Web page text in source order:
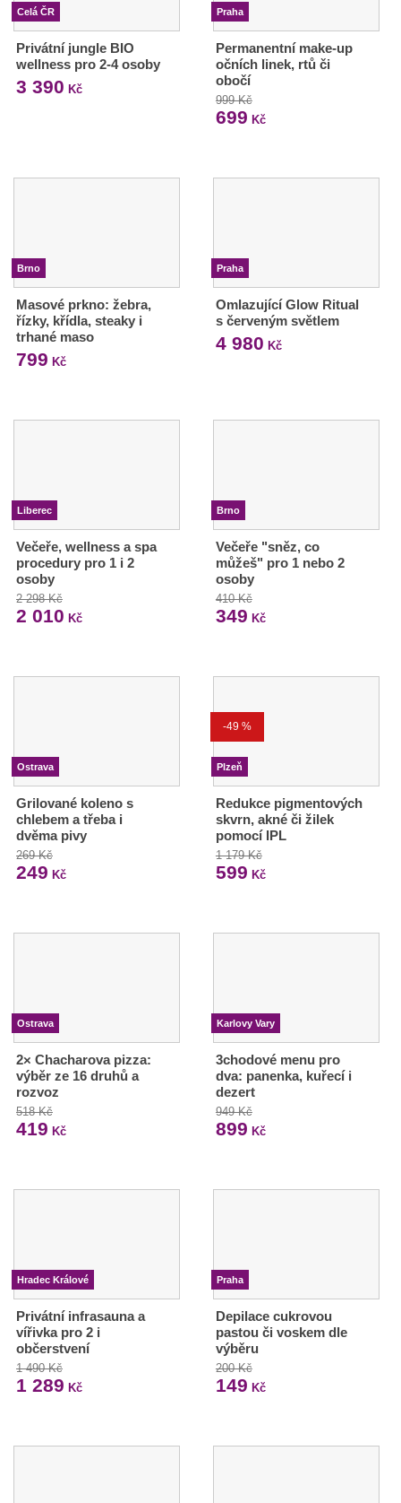
Celá ČR
Privátní jungle BIO
wellness pro 2-4 osoby
3 390 Kč
Praha
Permanentní make-up
očních linek, rtů či
obočí
999 Kč
699 Kč
Brno
Masové prkno: žebra,
řízky, křídla, steaky i
trhané maso
799 Kč
Praha
Omlazující Glow Ritual
s červeným světlem
4 980 Kč
Liberec
Večeře, wellness a spa
procedury pro 1 i 2
osoby
2 298 Kč
2 010 Kč
Brno
Večeře "sněz, co
můžeš" pro 1 nebo 2
osoby
410 Kč
349 Kč
Ostrava
Grilované koleno s
chlebem a třeba i
dvěma pivy
269 Kč
249 Kč
-49 %
Plzeň
Redukce pigmentových
skvrn, akné či žilek
pomocí IPL
1 179 Kč
599 Kč
Ostrava
2× Chacharova pizza:
výběr ze 16 druhů a
rozvoz
518 Kč
419 Kč
Karlovy Vary
3chodové menu pro
dva: panenka, kuřecí i
dezert
949 Kč
899 Kč
Hradec Králové
Privátní infrasauna a
vířivka pro 2 i
občerstvení
1 490 Kč
1 289 Kč
Praha
Depilace cukrovou
pastou či voskem dle
výběru
200 Kč
149 Kč